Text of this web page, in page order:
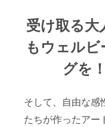
受け取る大
もウェルビ
グを！
そして、自由な感
たちが作ったアー